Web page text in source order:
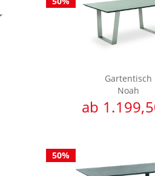
Gartentisch
Noah
ab
50%